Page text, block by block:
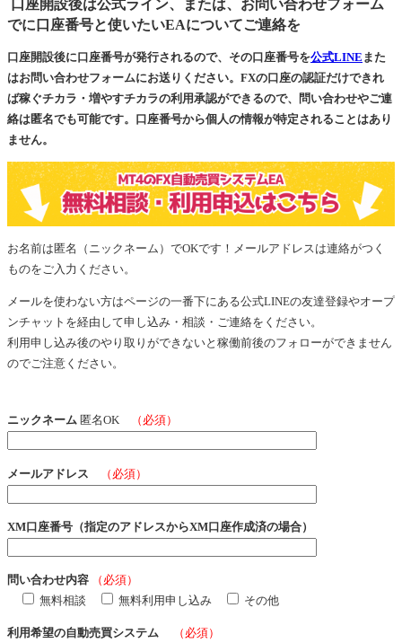
口座開設後は公式ライン、または、お問い合わせフォーム
でに口座番号と使いたいEAについてご連絡を
口座開設後に口座番号が発行されるので、その口座番号を公式LINE また
はお問い合わせフォームにお送りください。FXの口座の認証だけできれ
ば稼ぐチカラ・増やすチカラの利用承認ができるので、問い合わせやご連
絡は匿名でも可能です。口座番号から個人の情報が特定されることはあり
ません。
お名前は匿名（ニックネーム）でOKです！メールアドレスは連絡がつく
ものをご入力ください。
メールを使わない方はページの一番下にある公式LINEの友達登録やオープ
ンチャットを経由して申し込み・相談・ご連絡をください。
利用申し込み後のやり取りができないと稼働前後のフォローができません
のでご注意ください。
ニックネーム 匿名OK （必須）
メールアドレス （必須）
XM口座番号（指定のアドレスからXM口座作成済の場合）
問い合わせ内容
（必須）
無料相談
無料利用申し込み その他
利用希望の自動売買システム
（必須）